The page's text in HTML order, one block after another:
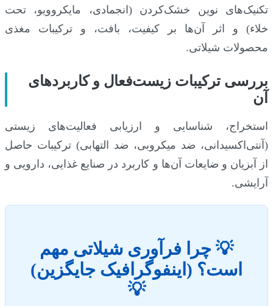
تکنیک‌های نوین خشک‌کردن (انجمادی، مایکروویو، تحت
خلاء) و اثر آن‌ها بر کیفیت، بافت، و ترکیبات مغذی
محصولات شیلاتی.
بررسی ترکیبات زیست‌فعال و کاربردهای
آن
استخراج، شناسایی و ارزیابی فعالیت‌های زیستی
(آنتی‌اکسیدانی، ضد میکروبی، ضد التهابی) ترکیبات حاصل
از آبزیان و ضایعات آن‌ها و کاربرد در صنایع غذایی، دارویی و
آرایشی.
💡 چرا فرآوری شیلاتی مهم
است؟ (اینفوگرافیک جایگزین)
💡